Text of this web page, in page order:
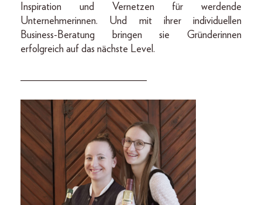
Inspiration und Vernetzen für werdende
Unternehmerinnen. Und mit ihrer individuellen
Business-Beratung bringen sie Gründerinnen
erfolgreich auf das nächste Level.
________________________